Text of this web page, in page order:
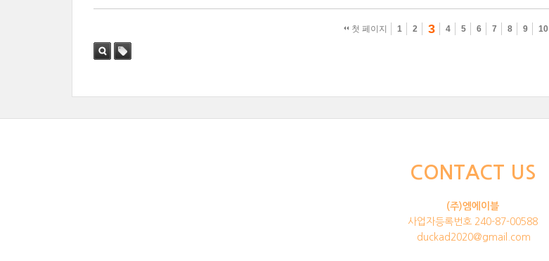
첫 페이지 1 2 3 4 5 6 7 8 9 10
CONTACT US
(주)엠에이블
사업자등록번호 240-87-00588
duckad2020@gmail.com